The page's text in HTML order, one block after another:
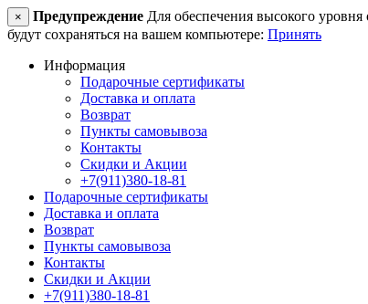
× Предупреждение Для обеспечения высокого
будут сохраняться на вашем компьютере: Принять
Информация
Подарочные сертификаты
Доставка и оплата
Возврат
Пункты самовывоза
Контакты
Скидки и Акции
+7(911)380-18-81
Подарочные сертификаты
Доставка и оплата
Возврат
Пункты самовывоза
Контакты
Скидки и Акции
+7(911)380-18-81